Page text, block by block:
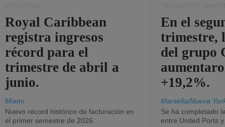
Royal Caribbean
registra ingresos
récord para el
trimestre de abril a
junio.
Miami
Nuevo récord histórico de facturación en
el primer semestre de 2026.
En el
trimestre,
del grupo
+19,2%.
Marsella/Nueva
Se ha completado
entre United Ports